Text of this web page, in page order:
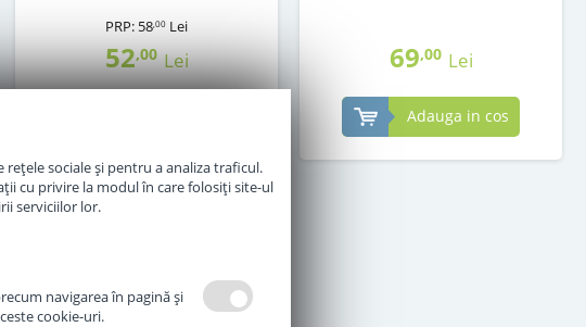
PRP:58,00 Lei
52,00 Lei 69,00 Lei
Adauga in cos
sociale și pentru a analiza traficul.
cu privire la modul în care folosiți site-ul
serviciilor lor.
navigarea în pagină şi
cookie-uri.